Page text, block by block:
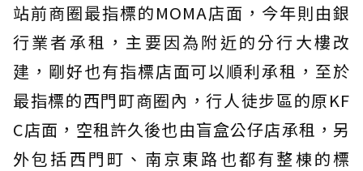
站前商圈最指標的MOMA店面，今年則由銀
行業者承租，主要因為附近的分行大樓改
建，剛好也有指標店面可以順利承租，至於
最指標的西門町商圈內，行人徒步區的原KF
C店面，空租許久後也由盲盒公仔店承租，另
外包括西門町、南京東路也都有整棟的標